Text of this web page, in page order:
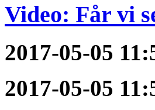
Video: Får vi
2017-05-05
2017-05-05